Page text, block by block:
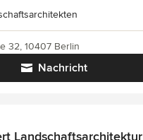
Nachricht
32, 10407 Berlin
Landschaftsarchitektur